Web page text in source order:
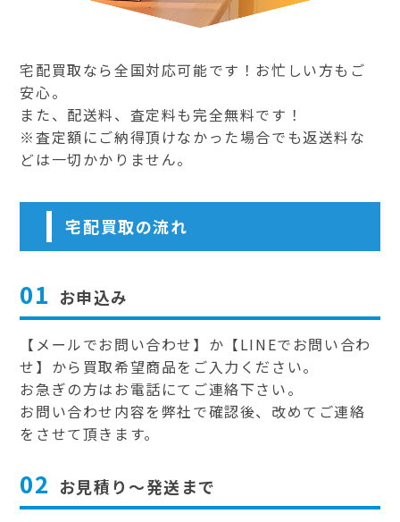
宅配買取なら全国対応可能です！お忙しい方もご
安心。
また、配送料、査定料も完全無料です！
※査定額にご納得頂けなかった場合でも返送料な
どは一切かかりません。
宅配買取の流れ
01 お申込み
【メールでお問い合わせ】か【LINEでお問い合わ
せ】から買取希望商品をご入力ください。
お急ぎの方はお電話にてご連絡下さい。
お問い合わせ内容を弊社で確認後、改めてご連絡
をさせて頂きます。
02 お見積り～発送まで